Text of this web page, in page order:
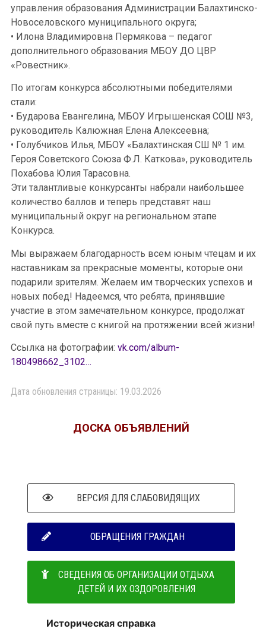
управления образования Администрации Балахтинско-
Новоселовского муниципального округа;
• Илона Владимировна Пермякова – педагог
дополнительного образования МБОУ ДО ЦВР
«Ровестник».
По итогам конкурса абсолютными победителями
стали:
• Бударова Евангелина, МБОУ Игрышенская СОШ №3,
руководитель Калюжная Елена Алексеевна;
• Голубчиков Илья, МБОУ «Балахтинская СШ № 1 им.
Героя Советского Союза Ф.Л. Каткова», руководитель
Похабова Юлия Тарасовна.
Эти талантливые конкурсанты набрали наибольшее
количество баллов и теперь представят наш
муниципальный округ на региональном этапе
Конкурса.
Мы выражаем благодарность всем юным чтецам и их
наставникам за прекрасные моменты, которые они
подарили зрителям. Желаем им творческих успехов и
новых побед! Надеемся, что ребята, принявшие
участие в этом замечательном конкурсе, продолжат
свой путь вместе с книгой на протяжении всей жизни!
Ссылка на фотографии: vk.com/album-
180498662_3102…
Дата обновления страницы: 19.03.2026
ДОСКА ОБЪЯВЛЕНИЙ
ВЕРСИЯ ДЛЯ СЛАБОВИДЯЩИХ
ОБРАЩЕНИЯ ГРАЖДАН
СВЕДЕНИЯ ОБ ОРГАНИЗАЦИИ ОТДЫХА
ДЕТЕЙ И ИХ ОЗДОРОВЛЕНИЯ
Историческая справка